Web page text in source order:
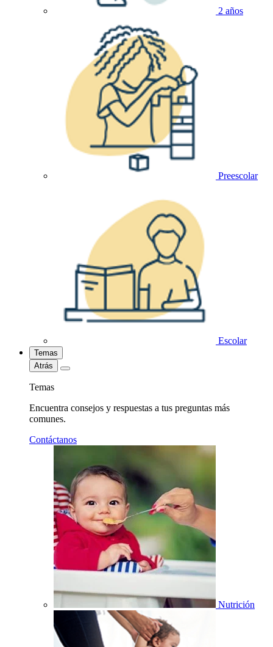
2 años
Preescolar
Escolar
Temas
Atrás
Temas
Encuentra consejos y respuestas a tus preguntas más
comunes.
Contáctanos
Nutrición